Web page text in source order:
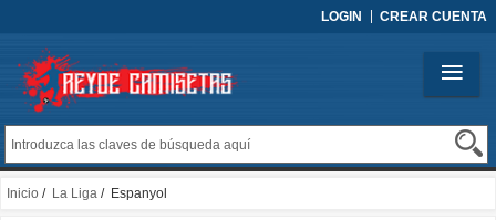
LOGIN CREAR CUENTA
Inicio / La Liga / Espanyol